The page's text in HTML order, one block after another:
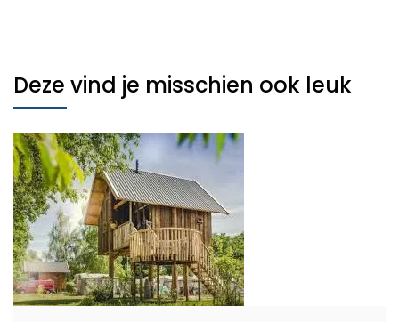
Deze vind je misschien ook leuk